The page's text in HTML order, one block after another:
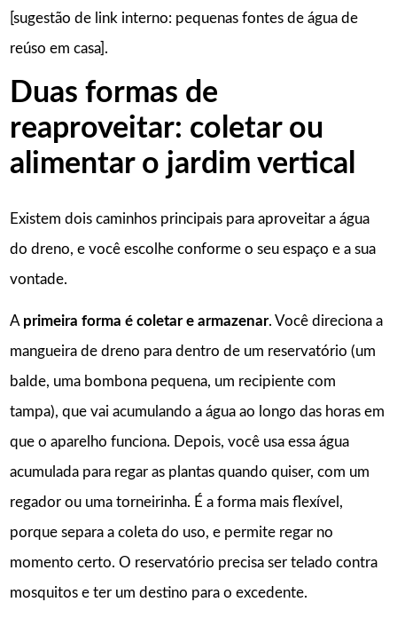
[sugestão de link interno: pequenas fontes de água de
reúso em casa].
Duas formas de
reaproveitar: coletar ou
alimentar o jardim vertical
Existem dois caminhos principais para aproveitar a água
do dreno, e você escolhe conforme o seu espaço e a sua
vontade.
A primeira forma é coletar e armazenar. Você direciona a
mangueira de dreno para dentro de um reservatório (um
balde, uma bombona pequena, um recipiente com
tampa), que vai acumulando a água ao longo das horas em
que o aparelho funciona. Depois, você usa essa água
acumulada para regar as plantas quando quiser, com um
regador ou uma torneirinha. É a forma mais flexível,
porque separa a coleta do uso, e permite regar no
momento certo. O reservatório precisa ser telado contra
mosquitos e ter um destino para o excedente.